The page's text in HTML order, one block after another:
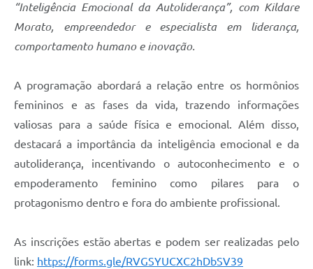
“Inteligência Emocional da Autoliderança”, com Kildare
Morato, empreendedor e especialista em liderança,
comportamento humano e inovação.
A programação abordará a relação entre os hormônios
femininos e as fases da vida, trazendo informações
valiosas para a saúde física e emocional. Além disso,
destacará a importância da inteligência emocional e da
autoliderança, incentivando o autoconhecimento e o
empoderamento feminino como pilares para o
protagonismo dentro e fora do ambiente profissional.
As inscrições estão abertas e podem ser realizadas pelo
link: https://forms.gle/RVGSYUCXC2hDbSV39